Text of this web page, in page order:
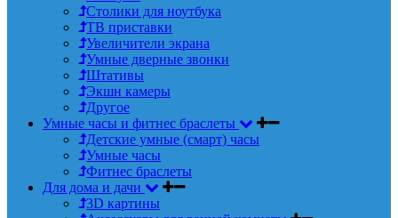
Столики для ноутбука
ТВ приставки
Увеличители экрана
Умные дверные звонки
Штативы
Экшн камеры
Другое
Умные часы и фитнес браслеты
Детские умные (смарт) часы
Умные часы
Фитнес браслеты
Для дома и дачи
3D картины